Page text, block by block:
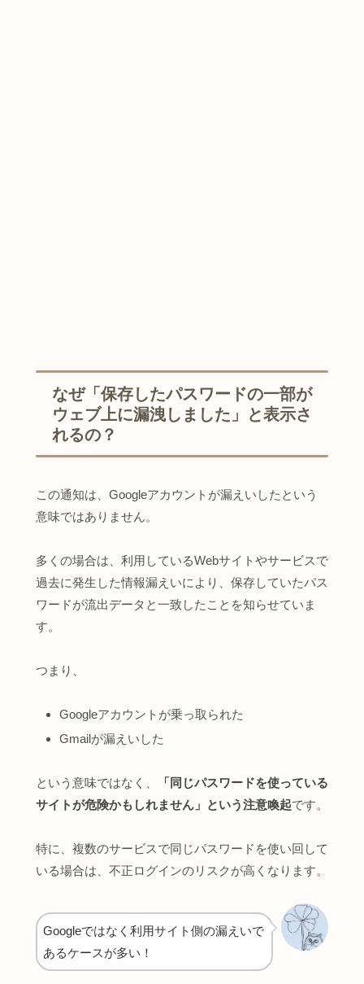
なぜ「保存したパスワードの一部が
ウェブ上に漏洩しました」と表示さ
れるの？
この通知は、Googleアカウントが漏えいしたという
意味ではありません。
多くの場合は、利用しているWebサイトやサービスで
過去に発生した情報漏えいにより、保存していたパス
ワードが流出データと一致したことを知らせていま
す。
つまり、
Googleアカウントが乗っ取られた
Gmailが漏えいした
という意味ではなく、
「同じパスワードを使っている
サイトが危険かもしれません」という注意喚起です。
特に、複数のサービスで同じパスワードを使い回して
いる場合は、不正ログインのリスクが高くなります。
Googleではなく利用サイト側の漏えいで
あるケースが多い！